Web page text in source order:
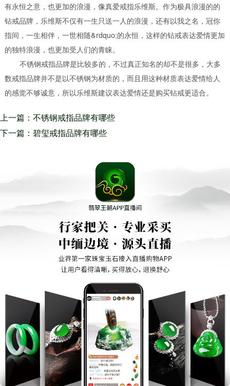
有永恒之意，也更加的浪漫，像真爱戒指乐维斯。作为极具浪漫的的
钻戒品牌，乐维斯不仅有一生只送一人的浪漫，还有以我之名，冠你
指间，一生相伴，一世相随&rdquo;的永恒，这样的钻戒表达爱情更加
的独特浪漫，也更加受人们的青睐。
不锈钢戒指品牌是比较多的，不过真正知名的却不是很多，大多
数戒指品牌并不是以不锈钢为材质的，而且用这种材质表达爱情给人
的感觉不够诚意，所以乐维斯建议表达爱情还是购买钻戒更适合。
上一篇：不锈钢戒指品牌有哪些
一生只送一人的浪漫还有一生的
下一篇：碧玺戒指品牌有哪些